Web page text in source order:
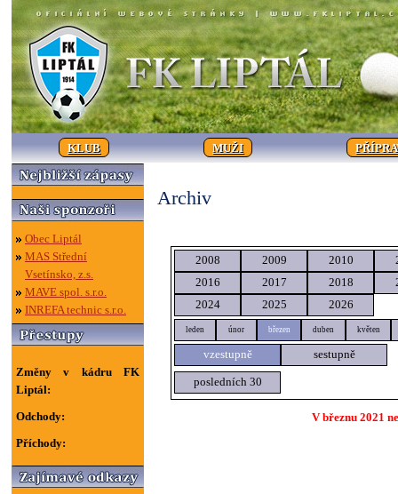
KLUB MUŽI
Obec Liptál
MAS Střední
Vsetínsko, z.s.
MAVE spol. s.r.o.
INREFA technic s.r.o.
Změny v kádru FK
Liptál:
Odchody:
Příchody:
Archiv
2008 2009 2010
2016
2017 2018
2024
2025 2026
leden únor březen duben květen
vzestupně sestupně
posledních 30
V březnu 2021